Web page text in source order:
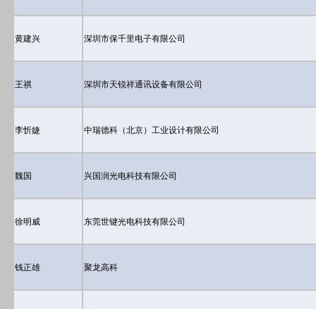
黄建兴 深圳市保千里电子有限公司
王祺 深圳市天锐祥通讯设备有限公司
李忻婕 中瑞德科（北京）工业设计有限公司
魏国 兴国润光电科技有限公司
徐明威 东莞世键光电科技有限公司
钱正雄 聚龙高科